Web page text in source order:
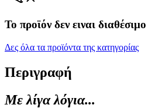
Το προϊόν δεν ειναι διαθέσιμο
Δες όλα τα προϊόντα της κατηγορίας
Περιγραφή
Με λίγα λόγια...